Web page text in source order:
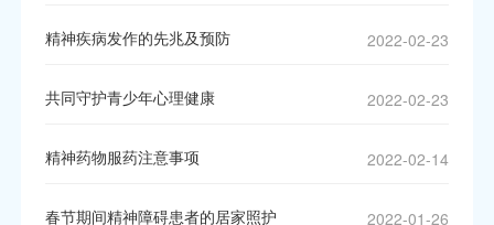
精神疾病发作的先兆及预防 2022-02-23
共同守护青少年心理健康 2022-02-23
精神药物服药注意事项 2022-02-14
春节期间精神障碍患者的居家照护 2022-01-26